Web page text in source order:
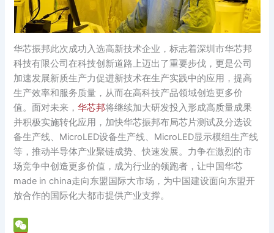
华芯振邦此次成功入选高新技术企业，标志着深圳市华芯邦
科技有限公司在科技创新道路上迈出了重要步伐，更是公司
加速发展新质生产力促进新技术在生产实践中的应用，提高
生产效率和服务质量，从而在高科技产品领域创造更多价
值。面对未来，华芯邦将继续加大研发投入形成高质量成果
并积极实施转化应用，加快华芯振邦布局芯片测试及分选设
备生产线、MicroLED设备生产线、MicroLED显示模组生产线
等，推动半导体产业聚链成势、快速发展。力争在激烈的市
场竞争中创造更多价值，成为行业的领跑者，让中国华芯
made in china走向东盟国际大市场，为中国建设面向东盟开
放合作的国际化大都市提供产业支撑。